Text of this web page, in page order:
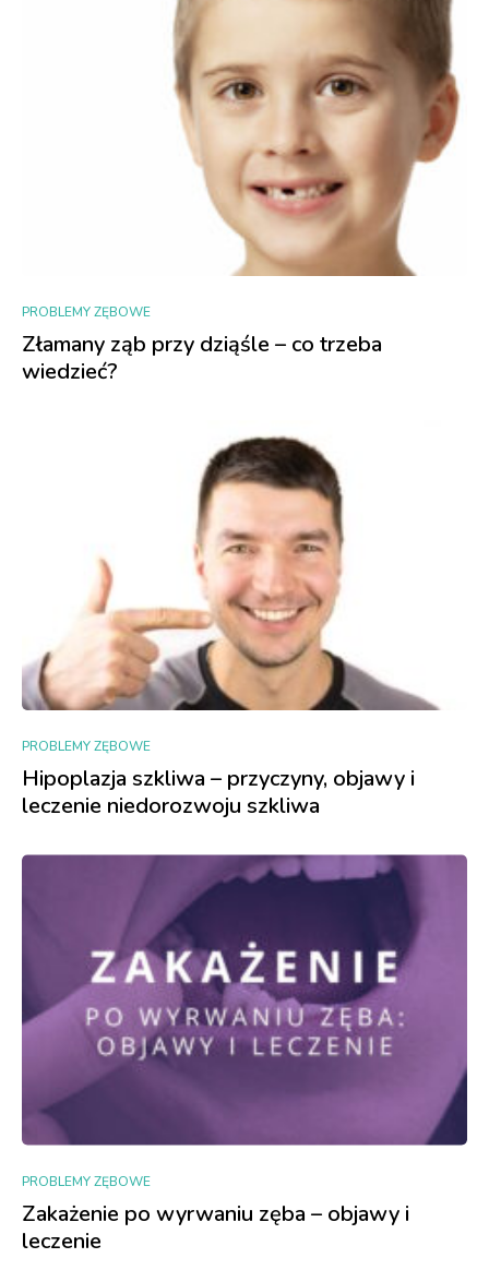
PROBLEMY ZĘBOWE
Złamany ząb przy dziąśle – co trzeba
wiedzieć?
PROBLEMY ZĘBOWE
Hipoplazja szkliwa – przyczyny, objawy i
leczenie niedorozwoju szkliwa
PROBLEMY ZĘBOWE
Zakażenie po wyrwaniu zęba – objawy i
leczenie